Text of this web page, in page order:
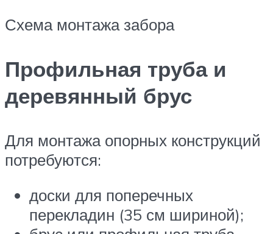
Схема монтажа забора
Профильная труба и
деревянный брус
Для монтажа опорных конструкций
потребуются:
доски для поперечных
перекладин (35 см шириной);